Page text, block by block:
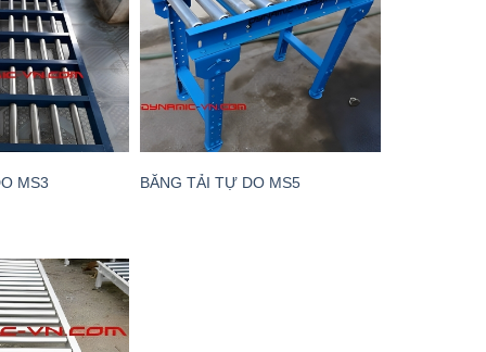
MS3 BĂNG TẢI TỰ DO MS5